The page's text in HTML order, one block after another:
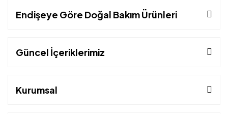
Endişeye Göre Doğal Bakım Ürünleri
Güncel İçeriklerimiz
Kurumsal